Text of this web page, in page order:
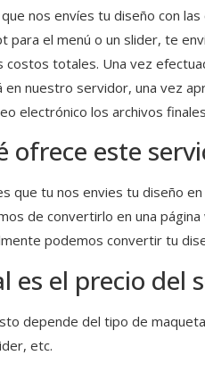
nos envíes tu diseño con
para el menú o un slider, te
costos totales. Una vez
en nuestro servidor, una vez
electrónico los archivos
ofrece este
que tu nos envies tu diseño
de convertirlo en una página
podemos convertir tu
es el precio del
depende del tipo de
etc.